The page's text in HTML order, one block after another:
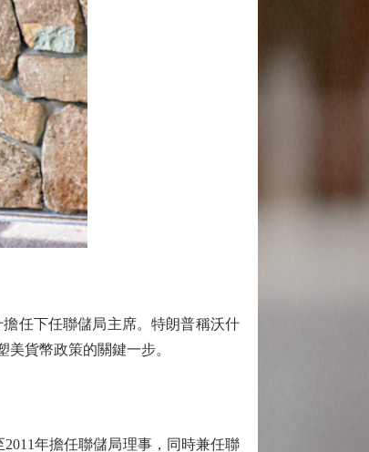
任下任聯儲局主席。特朗普稱沃什
貨幣政策的關鍵一步。
年擔任聯儲局理事，同時兼任聯